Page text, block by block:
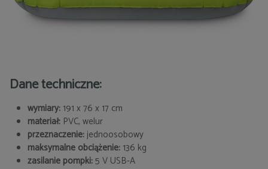
Dane techniczne:
wymiary: 191 x 76 x 17 cm
materiał: PVC, welur
przeznaczenie:jednoosobowy
maksymalne obciążenie: 136 kg
zasilanie pompki:5 V USB-A